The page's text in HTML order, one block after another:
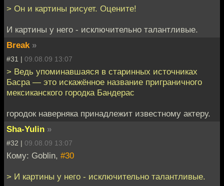
> Он и картины рисует. Оцените!
И картины у него - исключительно талантливые.
Break »
#31 | 09.08.09 13:07
> Ведь упоминавшаяся в старинных источниках
Басра — это искажённое название приграничного
мексиканского городка Бандерас
городок наверняка принадлежит известному актеру.
Sha-Yulin »
#32 | 09.08.09 13:07
Кому: Goblin, #30
> И картины у него - исключительно талантливые.